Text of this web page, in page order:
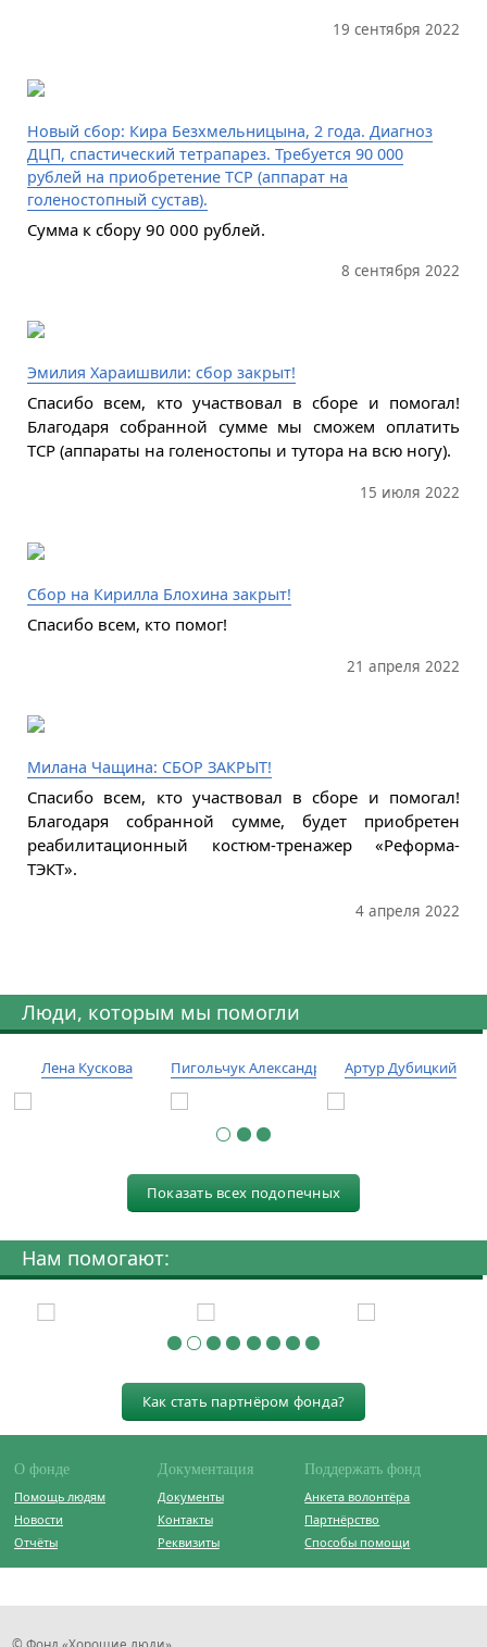
19 сентября 2022
Новый сбор: Кира Безхмельницына, 2 года. Диагноз
ДЦП, спастический тетрапарез. Требуется 90 000
рублей на приобретение ТСР (аппарат на
голеностопный сустав).
Сумма к сбору 90 000 рублей.
8 сентября 2022
Эмилия Хараишвили: сбор закрыт!
Спасибо всем, кто участвовал в сборе и помогал!
Благодаря собранной сумме мы сможем оплатить
ТСР (аппараты на голеностопы и тутора на всю ногу).
15 июля 2022
Сбор на Кирилла Блохина закрыт!
Спасибо всем, кто помог!
21 апреля 2022
Милана Чащина: СБОР ЗАКРЫТ!
Спасибо всем, кто участвовал в сборе и помогал!
Благодаря собранной сумме, будет приобретен
реабилитационный костюм-тренажер «Реформа-
ТЭКТ».
4 апреля 2022
Люди, которым мы помогли
Лена Кускова Пигольчук Александр Артур Дубицкий
Показать всех подопечных
Нам помогают:
Как стать партнёром фонда?
О фонде
Помощь людям
Новости
Отчёты
Документация
Документы
Контакты
Реквизиты
Поддержать фонд
Анкета волонтёра
Партнёрство
Способы помощи